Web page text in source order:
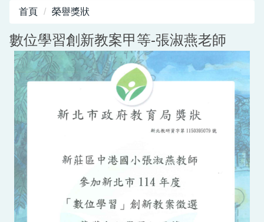
週年紀念專刊
首頁 榮譽獎狀
數位學習創新教案甲等-張淑燕老師